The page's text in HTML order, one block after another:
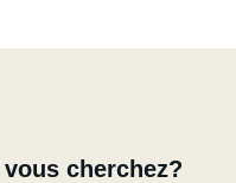
cherchez?